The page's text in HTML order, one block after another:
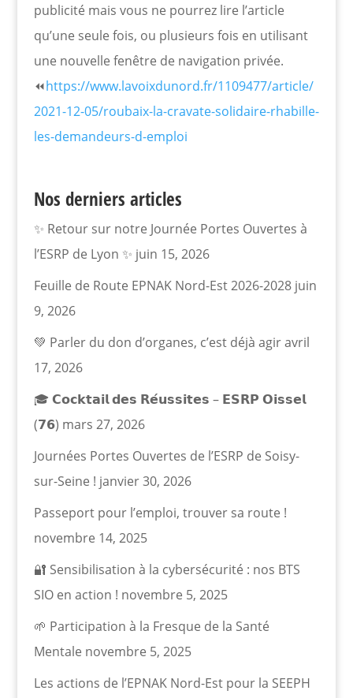
publicité mais vous ne pourrez lire l’article
qu’une seule fois, ou plusieurs fois en utilisant
une nouvelle fenêtre de navigation privée.
⏪https://www.lavoixdunord.fr/1109477/article/
2021-12-05/roubaix-la-cravate-solidaire-rhabille-
les-demandeurs-d-emploi
Nos derniers articles
✨ Retour sur notre Journée Portes Ouvertes à
l’ESRP de Lyon ✨ juin 15, 2026
Feuille de Route EPNAK Nord-Est 2026-2028 juin
9, 2026
💚 Parler du don d’organes, c’est déjà agir avril
17, 2026
🎓 𝗖𝗼𝗰𝗸𝘁𝗮𝗶𝗹 𝗱𝗲𝘀 𝗥𝗲́𝘂𝘀𝘀𝗶𝘁𝗲𝘀 – 𝗘𝗦𝗥𝗣 𝗢𝗶𝘀𝘀𝗲𝗹
(𝟳𝟲) mars 27, 2026
Journées Portes Ouvertes de l’ESRP de Soisy-
sur-Seine ! janvier 30, 2026
Passeport pour l’emploi, trouver sa route !
novembre 14, 2025
🔐 Sensibilisation à la cybersécurité : nos BTS
SIO en action ! novembre 5, 2025
🌱 Participation à la Fresque de la Santé
Mentale novembre 5, 2025
Les actions de l’EPNAK Nord-Est pour la SEEPH